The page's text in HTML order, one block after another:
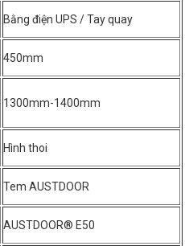
Bằng điện UPS / Tay quay
450mm
1300mm-1400mm
Hình thoi
Tem AUSTDOOR
AUSTDOOR® E50